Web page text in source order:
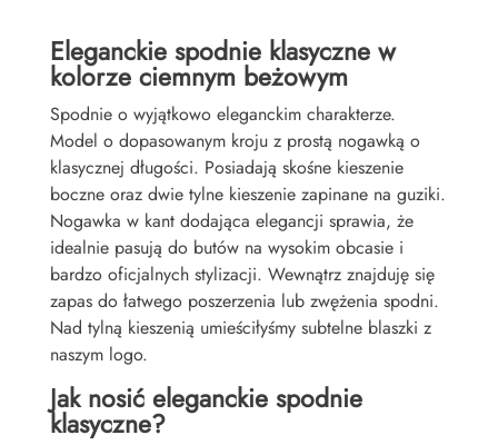
Eleganckie spodnie klasyczne w
kolorze ciemnym beżowym
Spodnie o wyjątkowo eleganckim charakterze.
Model o dopasowanym kroju z prostą nogawką o
klasycznej długości. Posiadają skośne kieszenie
boczne oraz dwie tylne kieszenie zapinane na guziki.
Nogawka w kant dodająca elegancji sprawia, że
idealnie pasują do butów na wysokim obcasie i
bardzo oficjalnych stylizacji. Wewnątrz znajduję się
zapas do łatwego poszerzenia lub zwężenia spodni.
Nad tylną kieszenią umieściłyśmy subtelne blaszki z
naszym logo.
Jak nosić eleganckie spodnie
klasyczne?